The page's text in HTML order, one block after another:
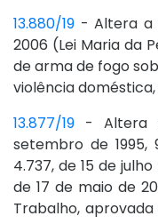
13.880/19 - Altera a
2006 (Lei Maria da
de arma de fogo
violência
13.877/19 - Altera
setembro de 1995,
4.737, de 15 de
de 17 de maio de
Trabalho, aprovada